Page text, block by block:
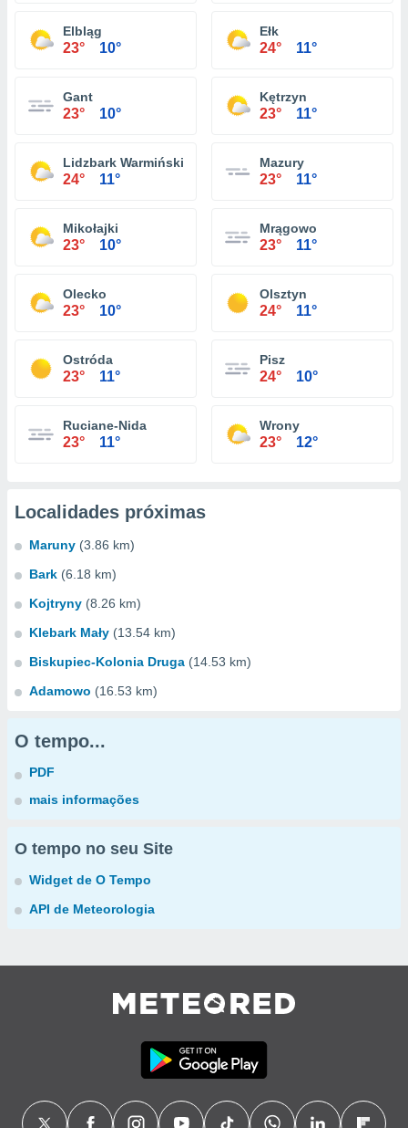
Elbląg
23° 10°
Ełk
24° 11°
Gant
23° 10°
Kętrzyn
23° 11°
Lidzbark Warmiński
24° 11°
Mazury
23° 11°
Mikołajki
23° 10°
Mrągowo
23° 11°
Olecko
23° 10°
Olsztyn
24° 11°
Ostróda
23° 11°
Pisz
24° 10°
Ruciane-Nida
23° 11°
Wrony
23° 12°
Localidades próximas
Maruny (3.86 km)
Bark (6.18 km)
Kojtryny (8.26 km)
Klebark Mały (13.54 km)
Biskupiec-Kolonia Druga (14.53 km)
Adamowo (16.53 km)
O tempo...
PDF
mais informações
O tempo no seu Site
Widget de O Tempo
API de Meteorologia